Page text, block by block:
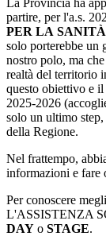
La Provincia ha
partire, per l'a.s.
PER LA
solo porterebbe un
nostro polo, ma
realtà del territorio
questo obiettivo e il
2025-2026
solo un ultimo
della Regione.
Nel frattempo,
informazioni e fare
Per conoscere
L'ASSISTENZA
DAY o STAGE.